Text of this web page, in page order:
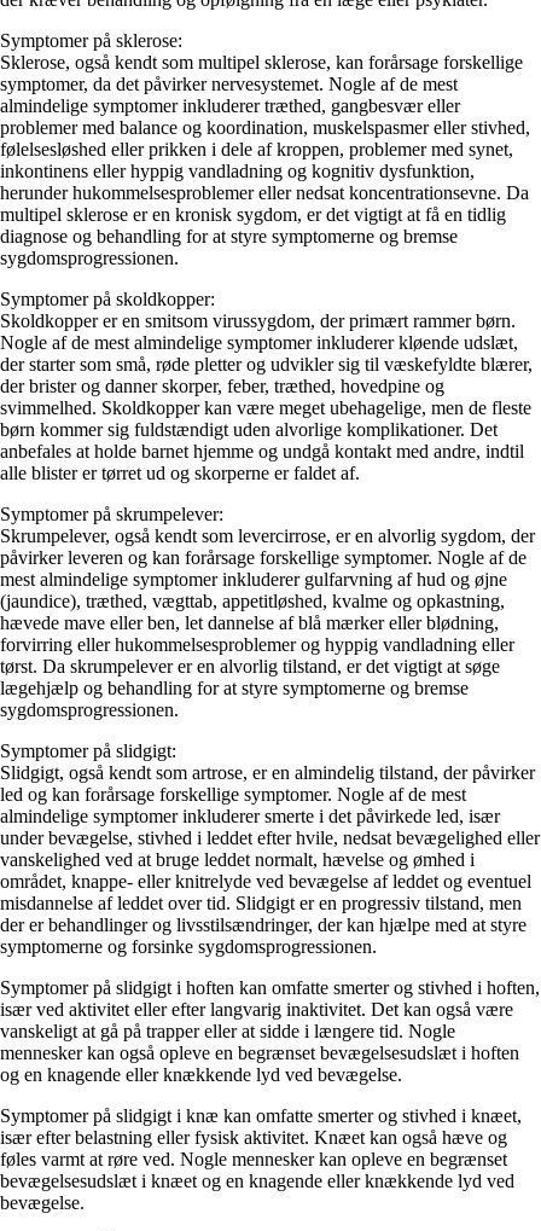
Symptomer på sklerose:
Sklerose, også kendt som multipel sklerose, kan forårsage forskellige
symptomer, da det påvirker nervesystemet. Nogle af de mest
almindelige symptomer inkluderer træthed, gangbesvær eller
problemer med balance og koordination, muskelspasmer eller stivhed,
følelsesløshed eller prikken i dele af kroppen, problemer med synet,
inkontinens eller hyppig vandladning og kognitiv dysfunktion,
herunder hukommelsesproblemer eller nedsat koncentrationsevne. Da
multipel sklerose er en kronisk sygdom, er det vigtigt at få en tidlig
diagnose og behandling for at styre symptomerne og bremse
sygdomsprogressionen.
Symptomer på skoldkopper:
Skoldkopper er en smitsom virussygdom, der primært rammer børn.
Nogle af de mest almindelige symptomer inkluderer kløende udslæt,
der starter som små, røde pletter og udvikler sig til væskefyldte blærer,
der brister og danner skorper, feber, træthed, hovedpine og
svimmelhed. Skoldkopper kan være meget ubehagelige, men de fleste
børn kommer sig fuldstændigt uden alvorlige komplikationer. Det
anbefales at holde barnet hjemme og undgå kontakt med andre, indtil
alle blister er tørret ud og skorperne er faldet af.
Symptomer på skrumpelever:
Skrumpelever, også kendt som levercirrose, er en alvorlig sygdom, der
påvirker leveren og kan forårsage forskellige symptomer. Nogle af de
mest almindelige symptomer inkluderer gulfarvning af hud og øjne
(jaundice), træthed, vægttab, appetitløshed, kvalme og opkastning,
hævede mave eller ben, let dannelse af blå mærker eller blødning,
forvirring eller hukommelsesproblemer og hyppig vandladning eller
tørst. Da skrumpelever er en alvorlig tilstand, er det vigtigt at søge
lægehjælp og behandling for at styre symptomerne og bremse
sygdomsprogressionen.
Symptomer på slidgigt:
Slidgigt, også kendt som artrose, er en almindelig tilstand, der påvirker
led og kan forårsage forskellige symptomer. Nogle af de mest
almindelige symptomer inkluderer smerte i det påvirkede led, især
under bevægelse, stivhed i leddet efter hvile, nedsat bevægelighed eller
vanskelighed ved at bruge leddet normalt, hævelse og ømhed i
området, knappe- eller knitrelyde ved bevægelse af leddet og eventuel
misdannelse af leddet over tid. Slidgigt er en progressiv tilstand, men
der er behandlinger og livsstilsændringer, der kan hjælpe med at styre
symptomerne og forsinke sygdomsprogressionen.
Symptomer på slidgigt i hoften kan omfatte smerter og stivhed i hoften,
især ved aktivitet eller efter langvarig inaktivitet. Det kan også være
vanskeligt at gå på trapper eller at sidde i længere tid. Nogle
mennesker kan også opleve en begrænset bevægelsesudslæt i hoften
og en knagende eller knækkende lyd ved bevægelse.
Symptomer på slidgigt i knæ kan omfatte smerter og stivhed i knæet,
især efter belastning eller fysisk aktivitet. Knæet kan også hæve og
føles varmt at røre ved. Nogle mennesker kan opleve en begrænset
bevægelsesudslæt i knæet og en knagende eller knækkende lyd ved
bevægelse.